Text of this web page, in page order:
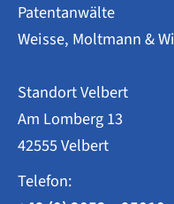
Überblick
Patentanwälte
Weisse, Moltmann &
Standort Velbert
Am Lomberg 13
42555 Velbert
Telefon: